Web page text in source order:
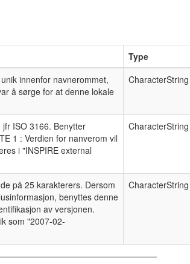
Type
innenfor navnerommet,
å sørge for at denne lokale
CharacterString
ISO 3166. Benytter
1 : Verdien for nanverom vil
i "INSPIRE external
CharacterString
på 25 karakterers. Dersom
benyttes denne
av versjonen.
som "2007-02-
CharacterString